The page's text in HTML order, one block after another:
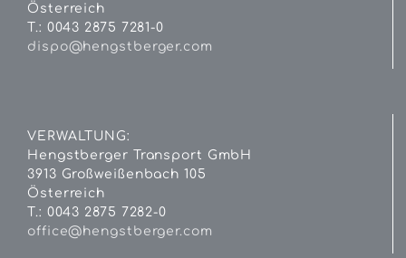
Österreich
T.: 0043 2875 7281-0
dispo@hengstberger.com
VERWALTUNG:
Hengstberger Transport GmbH
3913 Großweißenbach 105
Österreich
T.: 0043 2875 7282-0
office@hengstberger.com